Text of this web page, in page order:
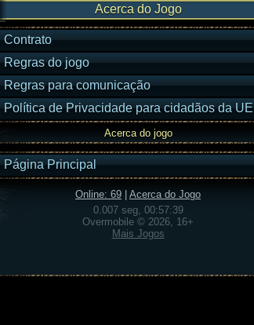
Acerca do Jogo
Contrato
Regras do jogo
Regras para comunicação
Política de Privacidade para cidadãos da UE
Acerca do jogo
Página Principal
Online: 69
Acerca do Jogo
0.007 seg, 00:57:39
Overmobile © 2026, 16+
Mais Jogos